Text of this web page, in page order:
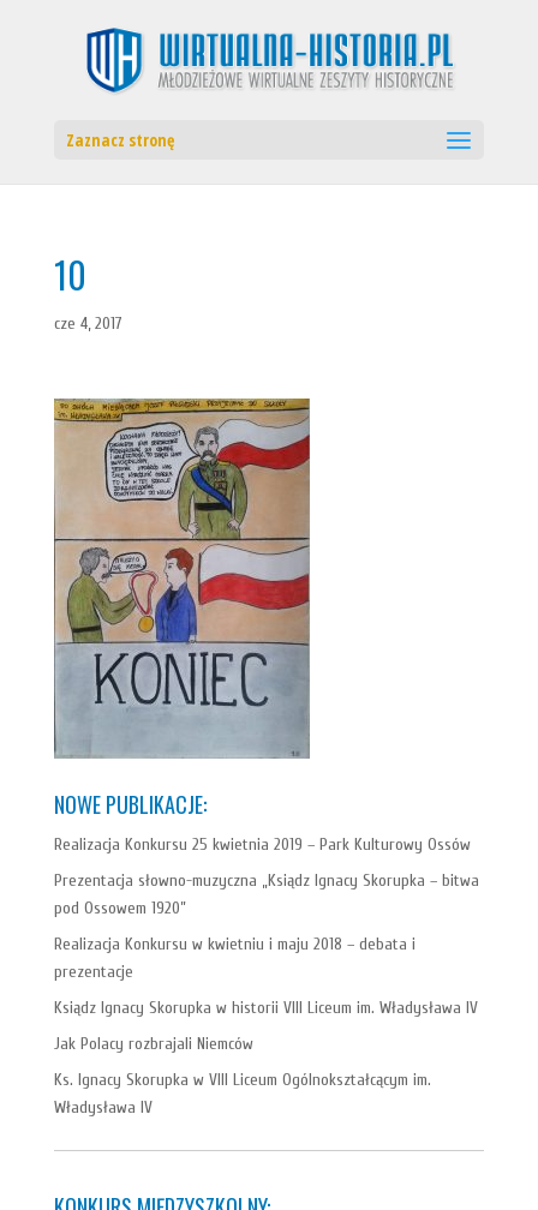
Zaznacz stronę
10
cze 4, 2017
NOWE PUBLIKACJE:
Realizacja Konkursu 25 kwietnia 2019 – Park Kulturowy Ossów
Prezentacja słowno-muzyczna „Ksiądz Ignacy Skorupka – bitwa
pod Ossowem 1920”
Realizacja Konkursu w kwietniu i maju 2018 – debata i
prezentacje
Ksiądz Ignacy Skorupka w historii VIII Liceum im. Władysława IV
Jak Polacy rozbrajali Niemców
Ks. Ignacy Skorupka w VIII Liceum Ogólnokształcącym im.
Władysława IV